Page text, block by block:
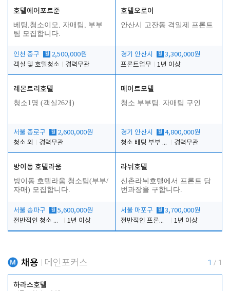
호텔에어포트준
베팅,청소이모, 자매팀, 부부
팀 모집합니다.
인천 중구 월 2,500,000원
객실 및 호텔청소
경력무관
호텔오로이
안산시 고잔동 격일제 프론트
경기 안산시 월 3,300,000원
프론트업무
1년 이상
레몬트리호텔
청소1명 (객실26개)
서울 종로구 월 2,600,000원
청소 외
경력무관
메이트모텔
청소 부부팀. 자매팀 구인
경기 안산시 월 4,800,000원
청소 배팅 부부 구합니다
경력무관
방이동 호텔라움
방이동 호텔라움 청소팀(부부/
자매) 모집합니다.
서울 송파구 월 5,600,000원
전반적인 청소 업무(객실청소.객실정리)
1년 이상
라뉘호텔
신촌라뉘호텔에서 프론트 당
번과장을 구합니다.
서울 마포구 월 3,700,000원
전반적인 프론트 당번업무
1년 이상
채용 메인포커스 1 / 1
하라스호텔